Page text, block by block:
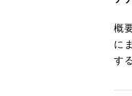
概
に
す